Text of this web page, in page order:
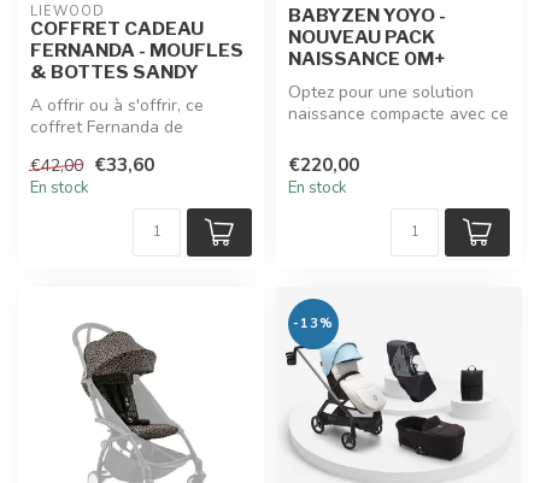
LIEWOOD
COFFRET CADEAU
FERNANDA - MOUFLES
& BOTTES SANDY
A offrir ou à s'offrir, ce
coffret Fernanda de
botte...
€42,00 €33,60
En stock
BABYZEN YOYO -
NOUVEAU PACK
NAISSANCE 0M+
Optez pour une solution
naissance compacte avec ce
pousse...
€220,00
En stock
-13%